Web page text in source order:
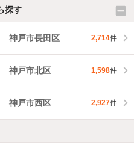
探す
神戸市長田区 2,714件
神戸市北区 1,598件
神戸市西区 2,927件